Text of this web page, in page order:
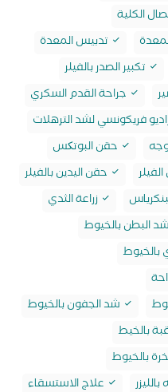
الكلية
تدبيس المعدة
تكبير الصدر بالفيلر
جراحة القدم السكري
فريكونسي لشد الترهلات
حقن البوتکس
حقن اليدين بالفيلر
زراعة الثدي
شد البطن بالخيوط
بالخيوط
شد الجفون بالخيوط
بالخيط
بالخيوط
علاج الاستسقاء